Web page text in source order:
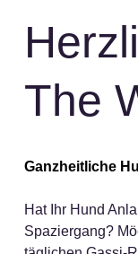
The
Ganzheitliche
Hat Ihr Hund
Spaziergang?